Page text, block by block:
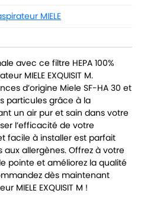
MIELE
avec ce filtre HEPA 100%
MIELE EXQUISIT M.
d’origine Miele SF-HA 30 et
particules grâce à la
un air pur et sain dans votre
l’efficacité de votre
facile à installer est parfait
aux allergènes. Offrez à votre
pointe et améliorez la qualité
dès maintenant
MIELE EXQUISIT M !